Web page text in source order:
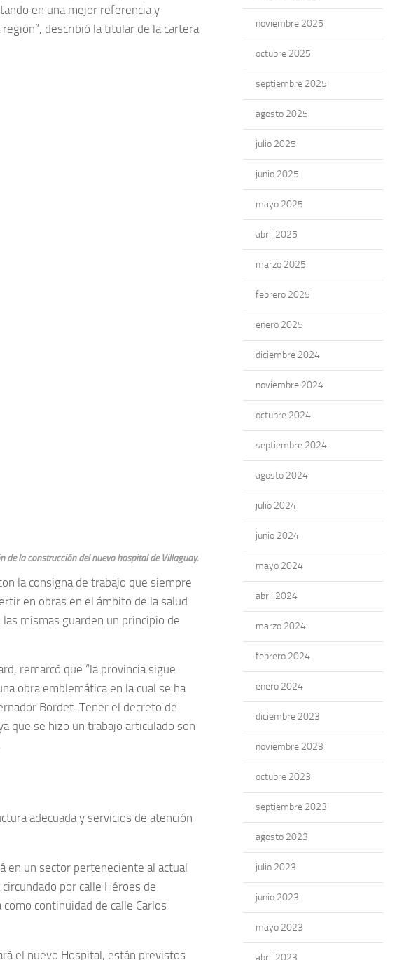
en una mejor referencia y
describió la titular de la cartera
de la construcción del nuevo hospital de Villaguay.
la consigna de trabajo que siempre
en obras en el ámbito de la salud
mismas guarden un principio de
remarcó que “la provincia sigue
obra emblemática en la cual se ha
Bordet. Tener el decreto de
que se hizo un trabajo articulado son
adecuada y servicios de atención
en un sector perteneciente al actual
por calle Héroes de
continuidad de calle Carlos
el nuevo Hospital, están previstos
noviembre 2025
octubre 2025
septiembre 2025
agosto 2025
julio 2025
junio 2025
mayo 2025
abril 2025
marzo 2025
febrero 2025
enero 2025
diciembre 2024
noviembre 2024
octubre 2024
septiembre 2024
agosto 2024
julio 2024
junio 2024
mayo 2024
abril 2024
marzo 2024
febrero 2024
enero 2024
diciembre 2023
noviembre 2023
octubre 2023
septiembre 2023
agosto 2023
julio 2023
junio 2023
mayo 2023
abril 2023